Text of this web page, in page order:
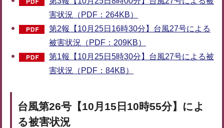
害状況（PDF：264KB）
第2報【10月25日16時30分】台風27号による
被害状況（PDF：209KB）
第1報【10月25日5時30分】台風27号による被
害状況（PDF：84KB）
台風第26号【10月15日10時55分】によ
る被害状況